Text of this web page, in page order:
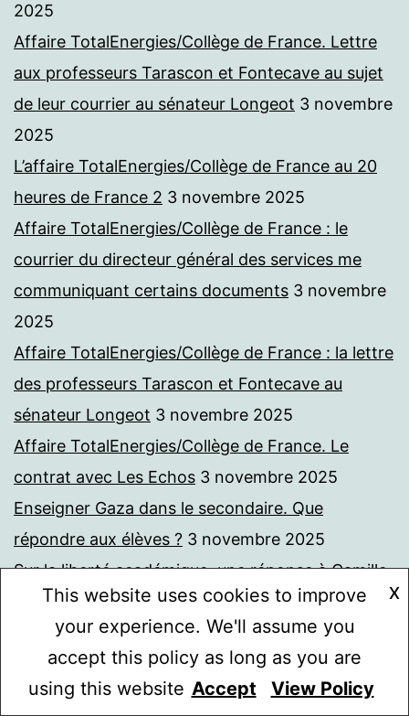
2025
Affaire TotalEnergies/Collège de France. Lettre
aux professeurs Tarascon et Fontecave au sujet
de leur courrier au sénateur Longeot 3 novembre
2025
L’affaire TotalEnergies/Collège de France au 20
heures de France 2 3 novembre 2025
Affaire TotalEnergies/Collège de France : le
courrier du directeur général des services me
communiquant certains documents 3 novembre
2025
Affaire TotalEnergies/Collège de France : la lettre
des professeurs Tarascon et Fontecave au
sénateur Longeot 3 novembre 2025
Affaire TotalEnergies/Collège de France. Le
contrat avec Les Echos 3 novembre 2025
Enseigner Gaza dans le secondaire. Que
répondre aux élèves ? 3 novembre 2025
Sur la liberté académique, une réponse à Camille
Fernandes. Affaire TotalEnergies/Collège de
France 29 octobre 2025
Ma réponse à la réponse de l’administrateur du
Collège de France. Affaire TotalEnergies/Collège
This website uses cookies to improve
your experience. We'll assume you
accept this policy as long as you are
using this website
X
Accept View Policy
Mode sombre :